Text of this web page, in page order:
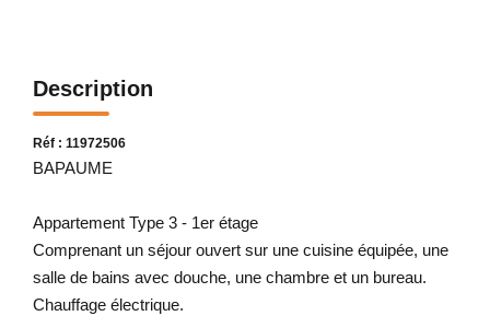
Description
Réf : 11972506
BAPAUME
Appartement Type 3 - 1er étage
Comprenant un séjour ouvert sur une cuisine équipée, une
salle de bains avec douche, une chambre et un bureau.
Chauffage électrique.